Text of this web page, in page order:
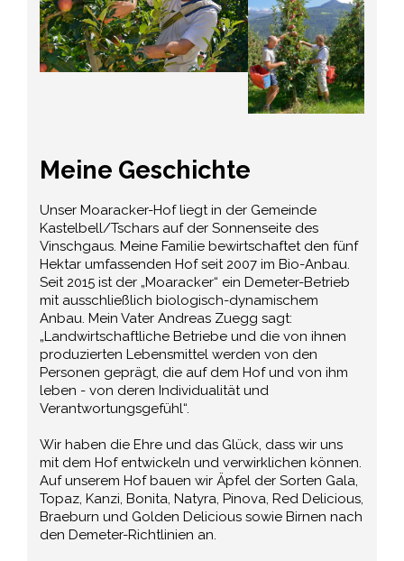
Meine Geschichte
Unser Moaracker-Hof liegt in der Gemeinde
Kastelbell/Tschars auf der Sonnenseite des
Vinschgaus. Meine Familie bewirtschaftet den fünf
Hektar umfassenden Hof seit 2007 im Bio-Anbau.
Seit 2015 ist der „Moaracker“ ein Demeter-Betrieb
mit ausschließlich biologisch-dynamischem
Anbau. Mein Vater Andreas Zuegg sagt:
„Landwirtschaftliche Betriebe und die von ihnen
produzierten Lebensmittel werden von den
Personen geprägt, die auf dem Hof und von ihm
leben - von deren Individualität und
Verantwortungsgefühl“.
Wir haben die Ehre und das Glück, dass wir uns
mit dem Hof entwickeln und verwirklichen können.
Auf unserem Hof bauen wir Äpfel der Sorten Gala,
Topaz, Kanzi, Bonita, Natyra, Pinova, Red Delicious,
Braeburn und Golden Delicious sowie Birnen nach
den Demeter-Richtlinien an.